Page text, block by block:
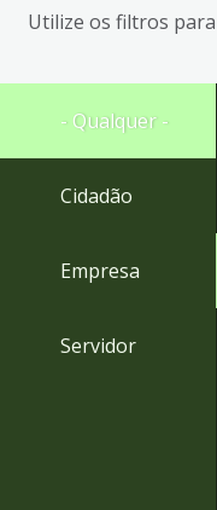
busca
Ir
rodapé
Utilize os filtros
- Qualquer -
Cidadão
Empresa
Servidor